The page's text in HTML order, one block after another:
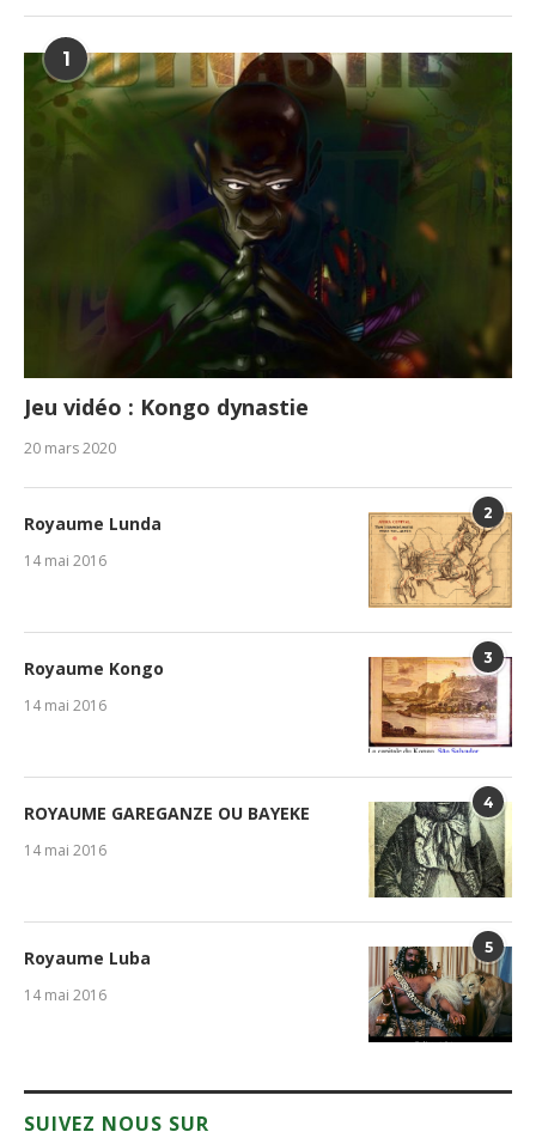
1
Jeu vidéo : Kongo dynastie
20 mars 2020
2
Royaume Lunda
14 mai 2016
3
Royaume Kongo
14 mai 2016
4
ROYAUME GAREGANZE OU BAYEKE
14 mai 2016
5
Royaume Luba
14 mai 2016
SUIVEZ NOUS SUR